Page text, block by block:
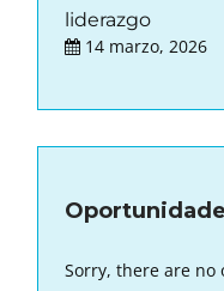
liderazgo
14 marzo, 2026
Sorry, there are